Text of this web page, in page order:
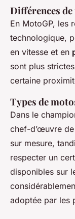
Différences
En MotoGP, les
technologique,
en vitesse et en
sont plus
certaine
Types de
Dans le
chef-d’œuvre de
sur mesure,
respecter un
disponibles sur
adoptée par les